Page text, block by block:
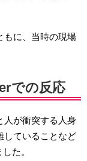
もに、当時の現場
での反応
人が衝突する人身
していることなど
た。